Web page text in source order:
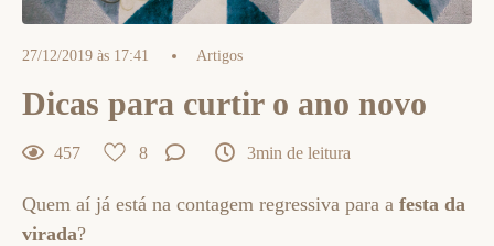
27/12/2019 às 17:41 Artigos
Dicas para curtir o ano novo
457 8 3min de leitura
Quem aí já está na contagem regressiva para a festa da
virada?